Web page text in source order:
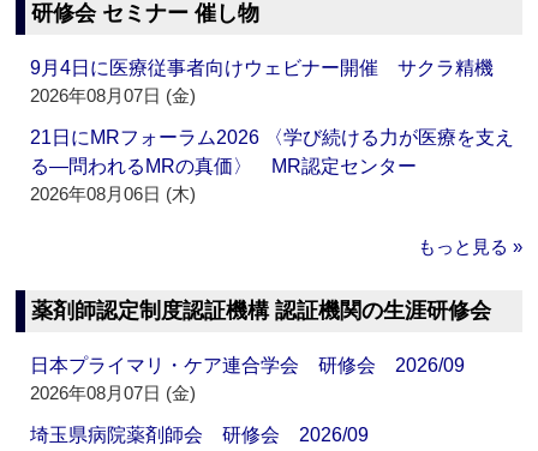
研修会 セミナー 催し物
9月4日に医療従事者向けウェビナー開催 サクラ精機
2026年08月07日 (金)
21日にMRフォーラム2026 〈学び続ける力が医療を支え
る―問われるMRの真価〉 MR認定センター
2026年08月06日 (木)
もっと見る »
薬剤師認定制度認証機構 認証機関の生涯研修会
日本プライマリ・ケア連合学会 研修会 2026/09
2026年08月07日 (金)
埼玉県病院薬剤師会 研修会 2026/09